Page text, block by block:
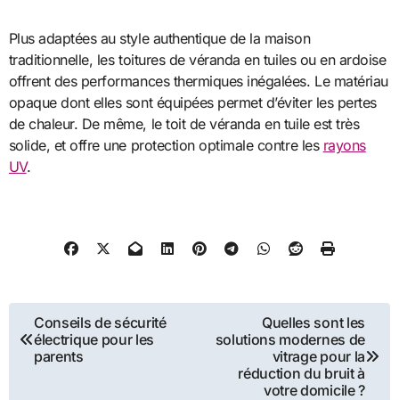
Plus adaptées au style authentique de la maison
traditionnelle, les toitures de véranda en tuiles ou en ardoise
offrent des performances thermiques inégalées. Le matériau
opaque dont elles sont équipées permet d’éviter les pertes
de chaleur. De même, le toit de véranda en tuile est très
solide, et offre une protection optimale contre les rayons
UV.
Navigation
de
Conseils de sécurité
électrique pour les
parents
Quelles sont les
solutions modernes de
vitrage pour la
réduction du bruit à
votre domicile ?